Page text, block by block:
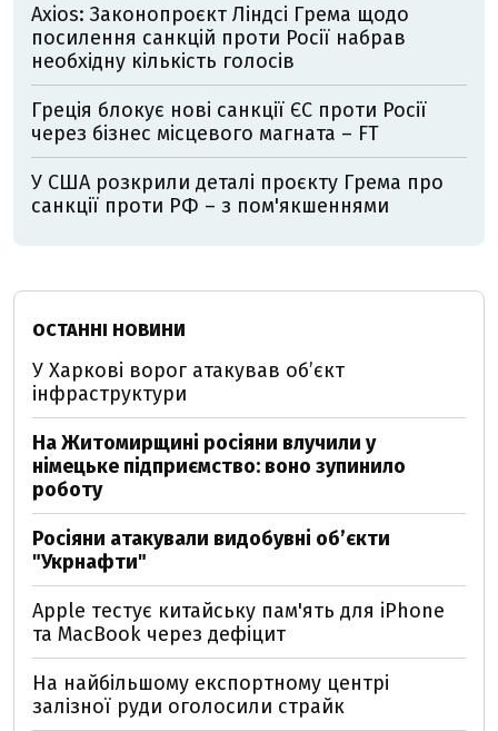
Axios: Законопроєкт Ліндсі Грема щодо
посилення санкцій проти Росії набрав
необхідну кількість голосів
Греція блокує нові санкції ЄС проти Росії
через бізнес місцевого магната – FT
У США розкрили деталі проєкту Грема про
санкції проти РФ – з пом'якшеннями
ОСТАННІ НОВИНИ
У Харкові ворог атакував обʼєкт
інфраструктури
На Житомирщині росіяни влучили у
німецьке підприємство: воно зупинило
роботу
Росіяни атакували видобувні обʼєкти
"Укрнафти"
Apple тестує китайську пам'ять для iPhone
та MacBook через дефіцит
На найбільшому експортному центрі
залізної руди оголосили страйк